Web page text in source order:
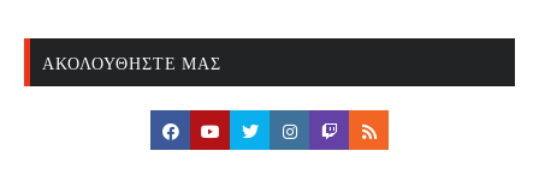
ΑΚΟΛΟΥΘΉΣΤΕ ΜΑΣ